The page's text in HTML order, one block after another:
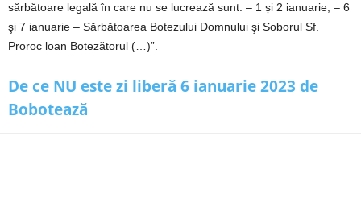
sărbătoare legală în care nu se lucrează sunt: – 1 și 2 ianuarie; – 6
şi 7 ianuarie – Sărbătoarea Botezului Domnului şi Soborul Sf.
Proroc loan Botezătorul (…)”.
De ce NU este zi liberă 6 ianuarie 2023 de
Bobotează